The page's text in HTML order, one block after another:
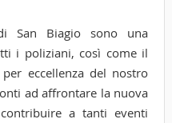
San Biagio sono una
i poliziani, così come il
eccellenza del nostro
ad affrontare la nuova
a tanti eventi